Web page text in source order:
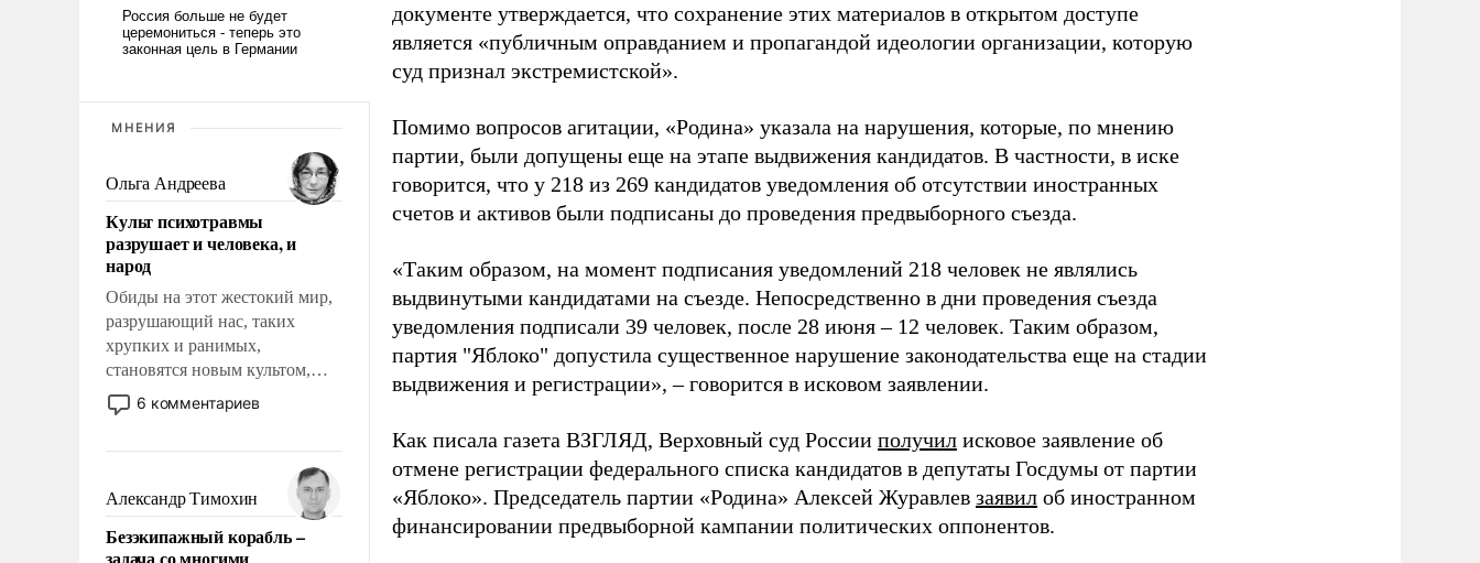
МНЕНИЯ
Ольга Андреева
Культ психотравмы
разрушает и человека, и
народ
Обиды на этот жестокий мир,
разрушающий нас, таких
хрупких и ранимых,
становятся новым культом,
постепенно вытесняя и
отменяя традиционное
мужественным и твердым под
ударами судьбы, брать на себя
ответственность, помогать
слабым, идти вперед и
6 комментариев
Александр Тимохин
Безэкипажный корабль –
задача со многими
документе утверждается, что сохранение этих материалов в открытом доступе
является «публичным оправданием и пропагандой идеологии организации, которую
суд признал экстремистской».
Помимо вопросов агитации, «Родина» указала на нарушения, которые, по мнению
партии, были допущены еще на этапе выдвижения кандидатов. В частности, в иске
говорится, что у 218 из 269 кандидатов уведомления об отсутствии иностранных
счетов и активов были подписаны до проведения предвыборного съезда.
«Таким образом, на момент подписания уведомлений 218 человек не являлись
выдвинутыми кандидатами на съезде. Непосредственно в дни проведения съезда
уведомления подписали 39 человек, после 28 июня – 12 человек. Таким образом,
партия "Яблоко" допустила существенное нарушение законодательства еще на стадии
выдвижения и регистрации», – говорится в исковом заявлении.
Как писала газета ВЗГЛЯД, Верховный суд России получил исковое заявление об
отмене регистрации федерального списка кандидатов в депутаты Госдумы от партии
«Яблоко». Председатель партии «Родина» Алексей Журавлев заявил об иностранном
финансировании предвыборной кампании политических оппонентов.